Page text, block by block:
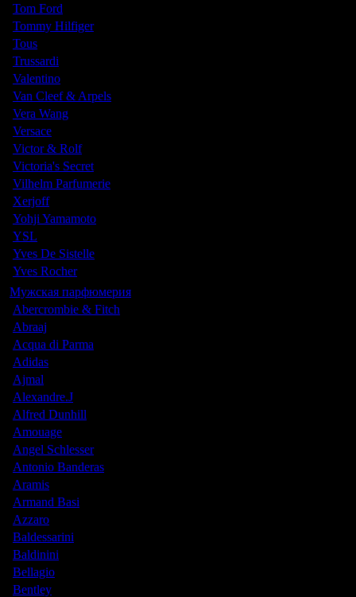
Tom Ford
Tommy Hilfiger
Tous
Trussardi
Valentino
Van Cleef & Arpels
Vera Wang
Versace
Victor & Rolf
Victoria's Secret
Vilhelm Parfumerie
Xerjoff
Yohji Yamamoto
YSL
Yves De Sistelle
Yves Rocher
Мужская парфюмерия
Abercrombie & Fitch
Abraaj
Acqua di Parma
Adidas
Ajmal
Alexandre.J
Alfred Dunhill
Amouage
Angel Schlesser
Antonio Banderas
Aramis
Armand Basi
Azzaro
Baldessarini
Baldinini
Bellagio
Bentley